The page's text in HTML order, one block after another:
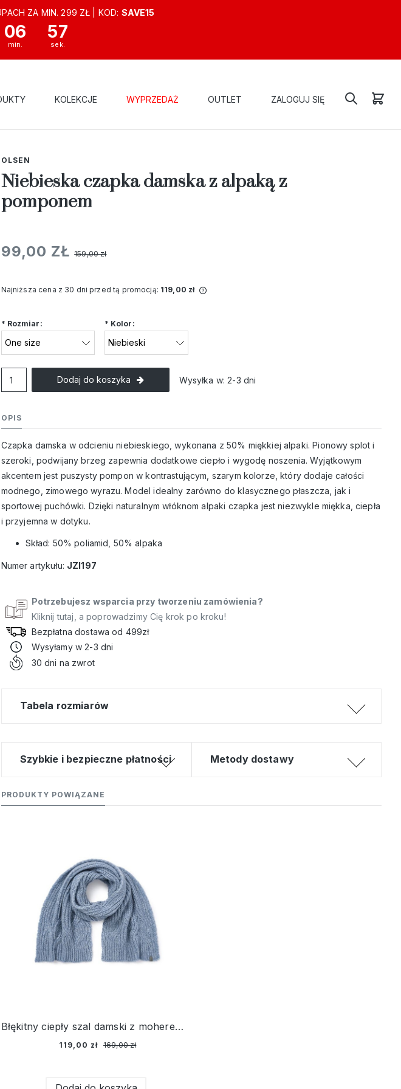
ZA MIN. 299 ZŁ | KOD: SAVE15
06 56
KOLEKCJE WYPRZEDAŻ OUTLET ZALOGUJ SIĘ
OLSEN
Niebieska czapka damska z alpaką z
pomponem
99,00 ZŁ 159,00 zł
Najniższa cena z 30 dni przed tą promocją: 119,00 zł
niż 30 dni, wyświetlana jest najniższa
cena od momentu, kiedy produkt
pojawił się w sprzedaży.
* Rozmiar: * Kolor:
Dodaj do koszyka Wysyłka w: 2-3 dni
OPIS
Czapka damska w odcieniu niebieskiego, wykonana z 50% miękkiej alpaki. Pionowy splot i
szeroki, podwijany brzeg zapewnia dodatkowe ciepło i wygodę noszenia. Wyjątkowym
akcentem jest puszysty pompon w kontrastującym, szarym kolorze, który dodaje całości
modnego, zimowego wyrazu. Model idealny zarówno do klasycznego płaszcza, jak i
sportowej puchówki. Dzięki naturalnym włóknom alpaki czapka jest niezwykle miękka, ciepła
i przyjemna w dotyku.
Skład: 50% poliamid, 50% alpaka
Numer artykułu: JZI197
Potrzebujesz wsparcia przy tworzeniu zamówienia?
Kliknij tutaj, a poprowadzimy Cię krok po kroku!
Bezpłatna dostawa od 499zł
Wysyłamy w 2-3 dni
30 dni na zwrot
Tabela rozmiarów
Szybkie i bezpieczne płatności Metody dostawy
PRODUKTY POWIĄZANE
Błękitny ciepły szal damski z moherem i wełną
119,00 zł 169,00 zł